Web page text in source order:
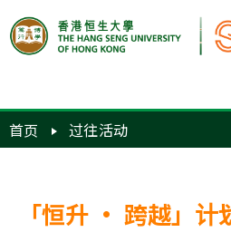
首页 过往活动
「恒升 · 跨越」计